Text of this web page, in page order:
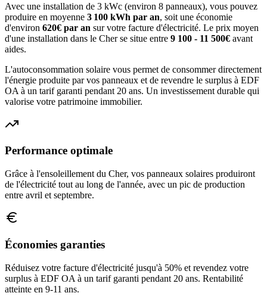
Avec une installation de 3 kWc (environ 8 panneaux), vous pouvez
produire en moyenne 3 100 kWh par an, soit une économie
d'environ 620€ par an sur votre facture d'électricité. Le prix moyen
d'une installation dans le Cherse situe entre 9 100 - 11 500€ avant
aides.
L'autoconsommation solaire vous permet de consommer directement
l'énergie produite par vos panneaux et de revendre le surplus à EDF
OA à un tarif garanti pendant 20 ans. Un investissement durable qui
valorise votre patrimoine immobilier.
Performance optimale
Grâce à l'ensoleillement du Cher, vos panneaux solaires produiront
de l'électricité tout au long de l'année, avec un pic de production
entre avril et septembre.
Économies garanties
Réduisez votre facture d'électricité jusqu'à 50% et revendez votre
surplus à EDF OA à un tarif garanti pendant 20 ans. Rentabilité
atteinte en 9-11 ans.